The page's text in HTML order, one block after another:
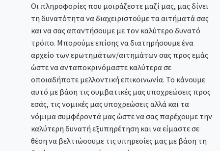
Οι πληροφορίες που μοιράζεστε μαζί μας, μας δίνει
τη δυνατότητα να διαχειριστούμε τα αιτήματά σας
και να σας απαντήσουμε με τον καλύτερο δυνατό
τρόπο. Μπορούμε επίσης να διατηρήσουμε ένα
αρχείο των ερωτημάτων/αιτημάτων σας προς εμάς
ώστε να ανταποκρινόμαστε καλύτερα σε
οποιαδήποτε μελλοντική επικοινωνία. Το κάνουμε
αυτό με βάση τις συμβατικές μας υποχρεώσεις προς
εσάς, τις νομικές μας υποχρεώσεις αλλά και τα
νόμιμα συμφέροντά μας ώστε να σας παρέχουμε την
καλύτερη δυνατή εξυπηρέτηση και να είμαστε σε
θέση να βελτιώσουμε τις υπηρεσίες μας με βάση τη